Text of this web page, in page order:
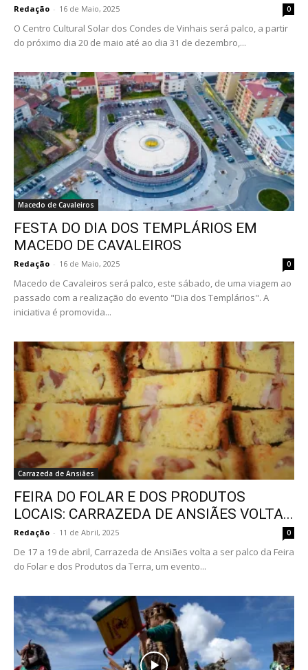
Redação - 16 de Maio, 2025 0
O Centro Cultural Solar dos Condes de Vinhais será palco, a partir
do próximo dia 20 de maio até ao dia 31 de dezembro,...
Macedo de Cavaleiros
FESTA DO DIA DOS TEMPLÁRIOS EM
MACEDO DE CAVALEIROS
Redação - 16 de Maio, 2025 0
Macedo de Cavaleiros será palco, este sábado, de uma viagem ao
passado com a realização do evento "Dia dos Templários". A
iniciativa é promovida...
Carrazeda de Ansiães
FEIRA DO FOLAR E DOS PRODUTOS
LOCAIS: CARRAZEDA DE ANSIÃES VOLTA...
Redação - 11 de Abril, 2025 0
De 17 a 19 de abril, Carrazeda de Ansiães volta a ser palco da Feira
do Folar e dos Produtos da Terra, um evento...